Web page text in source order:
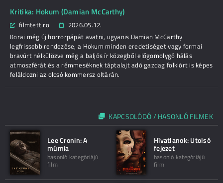
Kritika: Hokum (Damian McCarthy)
filmtett.ro
2026.05.12.
Korai még új horrorpápát avatni, ugyanis Damian McCarthy
legfrissebb rendezése, a Hokum minden eredetiséget vagy formai
bravúrt nélkülözve még a baljós ír közegből előgomolygó hálás
atmoszférát és a rémmeséknek táptalajt adó gazdag folklórt is képes
feláldozni az olcsó kommersz oltárán.
KAPCSOLÓDÓ / HASONLÓ FILMEK
Lee Cronin: A
múmia
hasonló kategóriájú
film
Hívatlanok: Utolsó
fejezet
hasonló kategóriájú
film